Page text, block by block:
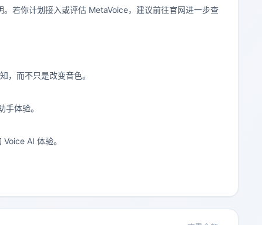
若你计划接入或评估 MetaVoice，建议前往官网进一步查
，而不只是改变音色。
体验。
AI 体验。